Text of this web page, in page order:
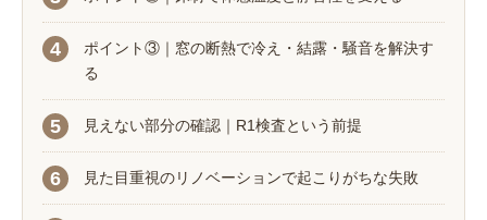
ポイント③｜窓の断熱で冷え・結露・騒音を解決す
る
見えない部分の確認｜R1検査という前提
見た目重視のリノベーションで起こりがちな失敗